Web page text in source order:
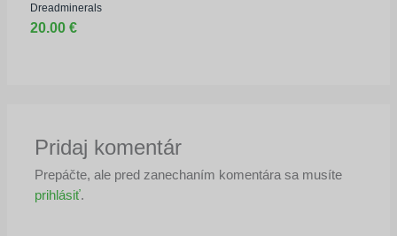
Dreadminerals
20.00 €
Pridaj komentár
Prepáčte, ale pred zanechaním komentára sa musíte
prihlásiť.